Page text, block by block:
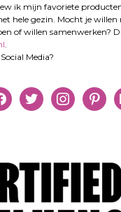
ik mijn favoriete
hele gezin. Mocht je
of willen samenwerken?
.
Media?
twitter instagrampinterest